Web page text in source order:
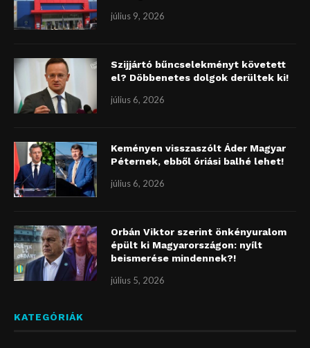
július 9, 2026
Szijjártó bűncselekményt követett
el? Döbbenetes dolgok derültek ki!
július 6, 2026
Keményen visszaszólt Áder Magyar
Péternek, ebből óriási balhé lehet!
július 6, 2026
Orbán Viktor szerint önkényuralom
épült ki Magyarországon: nyílt
beismerése mindennek?!
július 5, 2026
KATEGÓRIÁK